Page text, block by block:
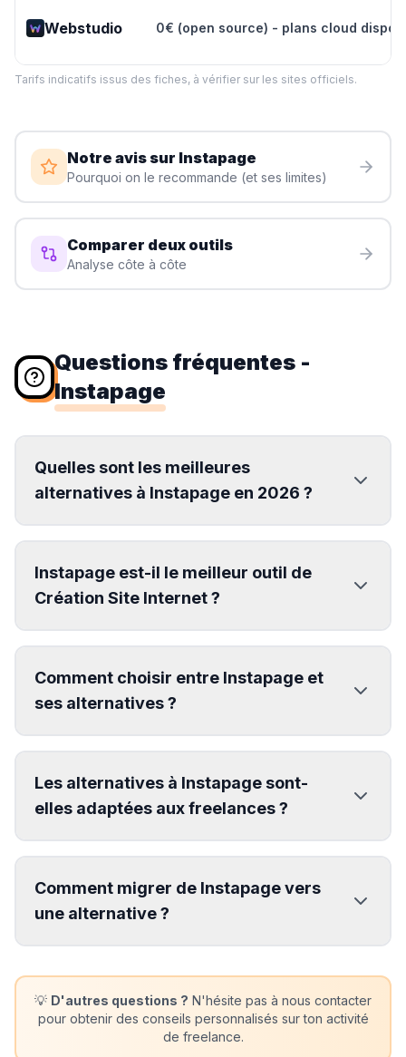
Webstudio 0€ (open source) - plans cloud
Tarifs indicatifs issus des fiches, à vérifier sur les sites officiels.
Notre avis sur Instapage
Pourquoi on le recommande (et ses limites)
Comparer deux outils
Analyse côte à côte
Questions fréquentes -
Instapage
Quelles sont les meilleures
alternatives à Instapage en 2026 ?
Instapage est-il le meilleur outil de
Création Site Internet ?
Comment choisir entre Instapage et
ses alternatives ?
Les alternatives à Instapage sont-
elles adaptées aux freelances ?
Comment migrer de Instapage vers
une alternative ?
💡 D'autres questions ? N'hésite pas à nous contacter
pour obtenir des conseils personnalisés sur ton activité
de freelance.